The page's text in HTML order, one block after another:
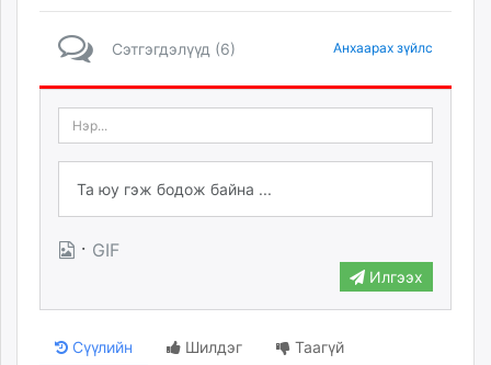
Сэтгэгдэлүүд (6) Анхаарах зүйлс
· GIF
Илгээх
Сүүлийн Шилдэг Таагүй